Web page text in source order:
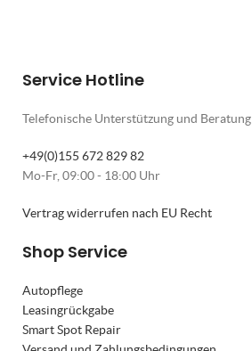
Service Hotline
Telefonische Unterstützung und Beratung
+49(0)155 672 829 82
Mo-Fr, 09:00 - 18:00 Uhr
Vertrag widerrufen nach EU Recht
Shop Service
Autopflege
Leasingrückgabe
Smart Spot Repair